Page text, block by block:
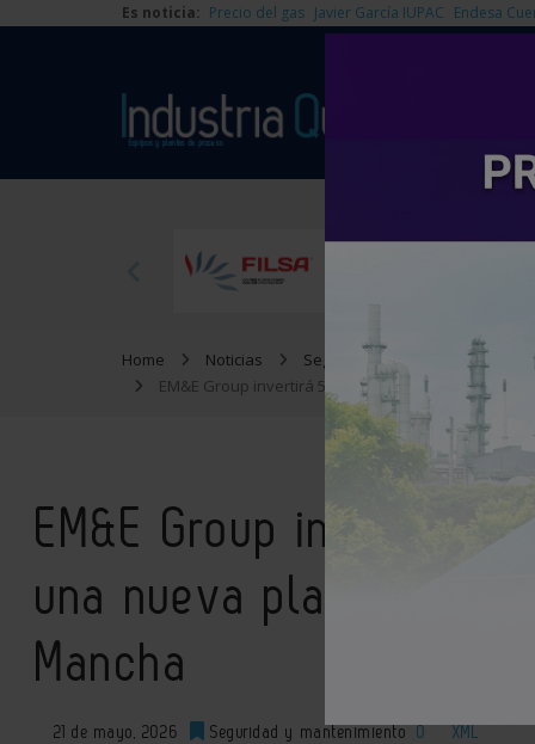
Es noticia: Precio del gas Javier García IUPAC Endesa
Home Noticias
Seguridad y mantenimiento
EM&E Group invertirá 50 millones de euros en
EM&E Group invertirá
una nueva planta
Mancha
21 de mayo, 2026 Seguridad y mantenimiento 0 XML